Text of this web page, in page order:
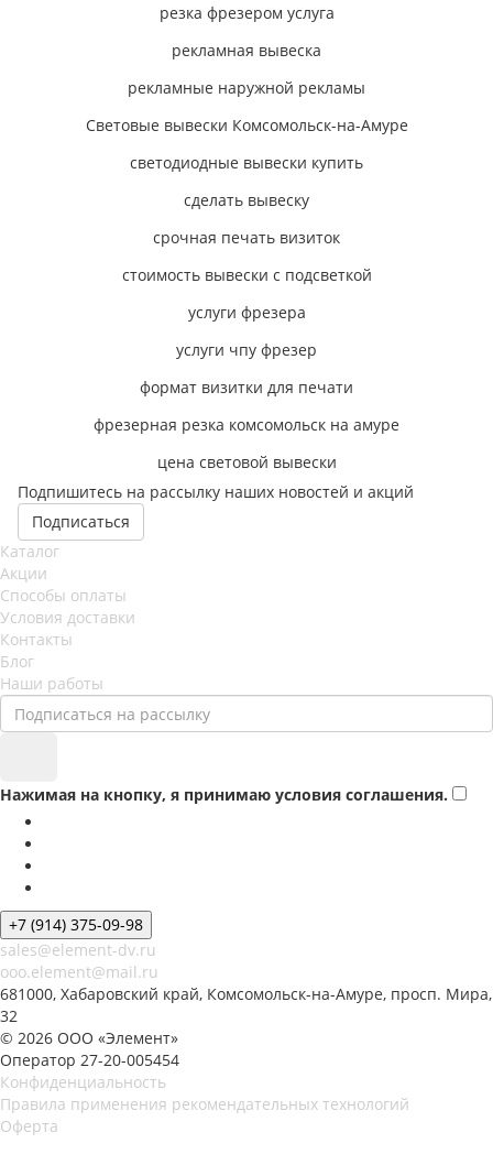
резка фрезером услуга
рекламная вывеска
рекламные наружной рекламы
Световые вывески Комсомольск-на-Амуре
светодиодные вывески купить
сделать вывеску
срочная печать визиток
стоимость вывески с подсветкой
услуги фрезера
услуги чпу фрезер
формат визитки для печати
фрезерная резка комсомольск на амуре
цена световой вывески
Подпишитесь на рассылку наших новостей и акций
Подписаться
Каталог
Акции
Способы оплаты
Условия доставки
Контакты
Блог
Наши работы
Нажимая на кнопку, я принимаю условия соглашения.
+7 (914) 375-09-98
sales@element-dv.ru
ooo.element@mail.ru
681000, Хабаровский край, Комсомольск-на-Амуре, просп. Мира,
32
© 2026 ООО «Элемент»
Оператор 27-20-005454
Конфиденциальность
Правила применения рекомендательных технологий
Оферта